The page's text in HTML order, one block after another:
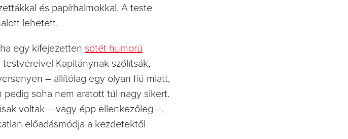
és papírhalmokkal. A teste
lehetett.
egy kifejezetten sötét humorú
Kapitánynak szólítsák,
– állítólag egy olyan fiú miatt,
soha nem aratott túl nagy sikert.
voltak – vagy épp ellenkezőleg –,
előadásmódja a kezdetektől